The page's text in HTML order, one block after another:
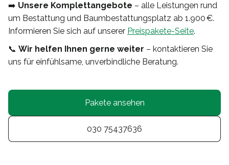
➡️ Unsere Komplettangebote – alle Leistungen rund
um Bestattung und Baumbestattungsplatz ab 1.900 €.
Informieren Sie sich auf unserer Preispakete-Seite.
📞 Wir helfen Ihnen gerne weiter – kontaktieren Sie
uns für einfühlsame, unverbindliche Beratung.
Pakete ansehen
030 75437636